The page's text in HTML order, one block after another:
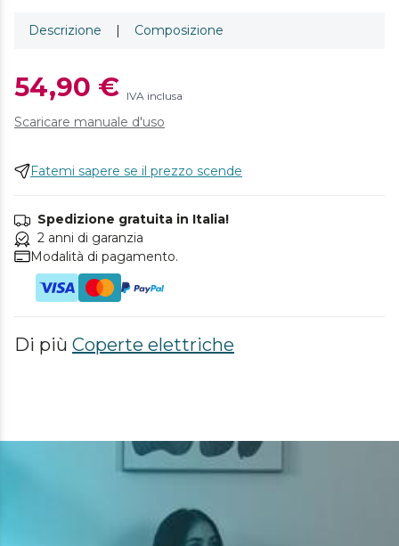
Descrizione | Composizione
54,90 € IVA inclusa
Scaricare manuale d'uso
Fatemi sapere se il prezzo scende
Spedizione gratuita in Italia!
2 anni di garanzia
Modalità di pagamento.
Di più Coperte elettriche